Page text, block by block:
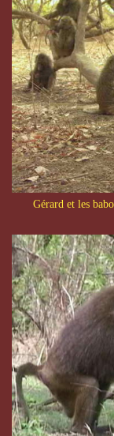
Gérard et les